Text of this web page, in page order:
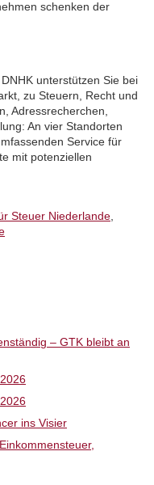
schenken der
unterstützen Sie bei
zu Steuern, Recht und
Adressrecherchen,
An vier Standorten
Service für
mit potenziellen
Steuer Niederlande,
– GTK bleibt an
ins Visier